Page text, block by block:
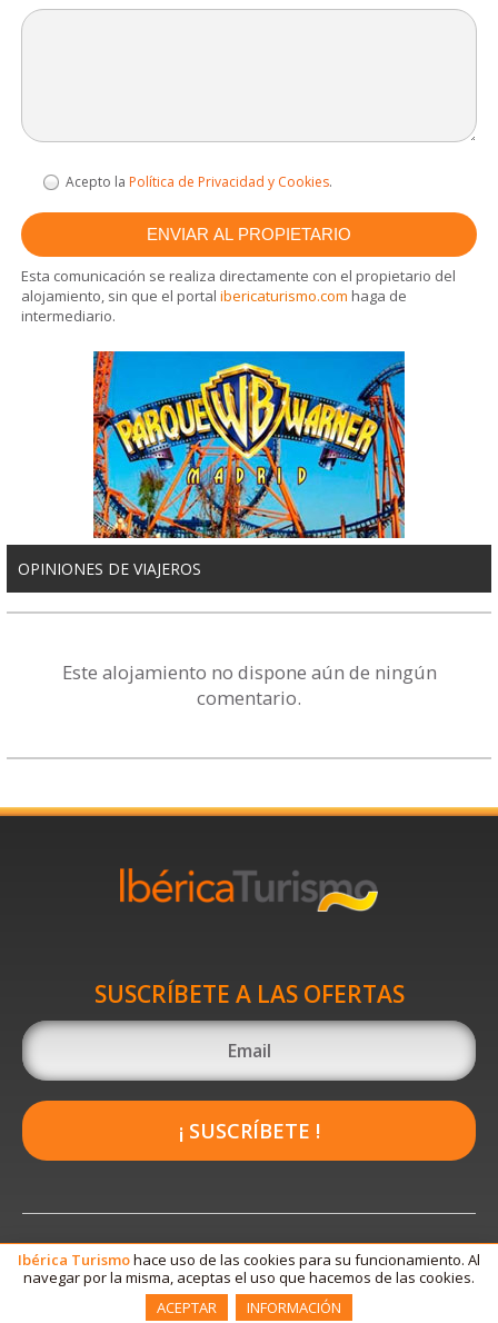
Acepto la Política de Privacidad y Cookies.
Esta comunicación se realiza directamente con el propietario del
alojamiento, sin que el portalibericaturismo.com haga de
intermediario.
OPINIONES DE VIAJEROS
Este alojamiento no dispone aún de ningún
comentario.
SUSCRÍBETE A LAS OFERTAS
¡ SUSCRÍBETE !
Ibérica Turismohace uso de las cookies para su funcionamiento. Al
navegar por la misma, aceptas el uso que hacemos de las cookies.
ACEPTAR
INFORMACIÓN